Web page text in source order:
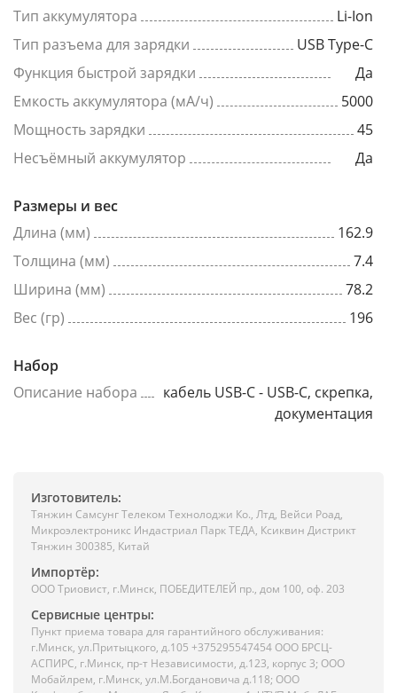
Тип аккумулятора
Li-Ion
Тип разъема для зарядки
USB Type-C
Функция быстрой зарядки
Да
Емкость аккумулятора (мА/ч)
5000
Мощность зарядки
45
Несъёмный аккумулятор
Да
Размеры и вес
Длина (мм)
162.9
Толщина (мм)
7.4
Ширина (мм)
78.2
Вес (гр)
196
Набор
Описание набора
кабель USB-C - USB-C, скрепка,
документация
Изготовитель:
Тянжин Самсунг Телеком Технолоджи Ко., Лтд, Вейси Роад,
Микроэлектроникс Индастриал Парк ТЕДА, Ксиквин Дистрикт
Тянжин 300385, Китай
Импортёр:
ООО Триовист, г.Минск, ПОБЕДИТЕЛЕЙ пр., дом 100, оф. 203
Сервисные центры:
Пункт приема товара для гарантийного обслуживания:
г.Минск, ул.Притыцкого, д.105 +375295547454 ООО БРСЦ-
АСПИРС, г.Минск, пр-т Независимости, д.123, корпус 3; ООО
Мобайлрем, г.Минск, ул.М.Богдановича д.118; ООО